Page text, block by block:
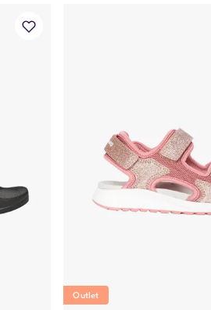
Outlet